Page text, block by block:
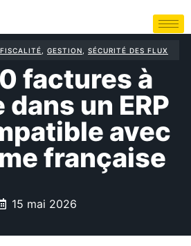
FISCALITÉ GESTION SÉCURITÉ DES FLUX
factures à
un ERP
avec
française
15 mai 2026